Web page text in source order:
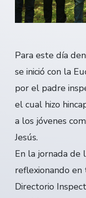
Para este día
se inició con la
por el padre
el cual hizo
a los jóvenes
Jesús.
En la jornada de
reflexionando
Directorio